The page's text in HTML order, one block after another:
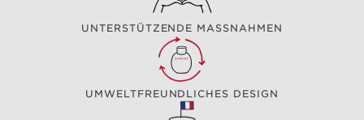
UNTERSTÜTZENDE MASSNAHMEN
UMWELTFREUNDLICHES DESIGN